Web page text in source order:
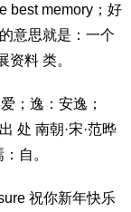
best memory；好
意思就是：一个
资料 类。
；逸：安逸；
处 南朝·宋·范晔
自。
祝你新年快乐